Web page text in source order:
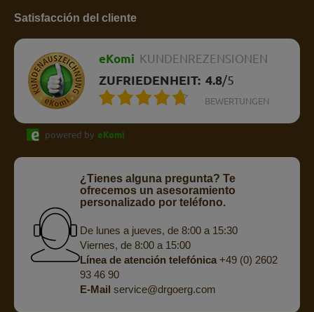
Satisfacción del cliente
eKomi KUNDENREZENSIONEN
ZUFRIEDENHEIT: 4.8/5
BEWERTUNGEN
powered by eKomi
¿Tienes alguna pregunta? Te
ofrecemos un asesoramiento
personalizado por teléfono.
De lunes a jueves, de 8:00 a 15:30
Viernes, de 8:00 a 15:00
Línea de atención telefónica+49 (0) 2602
93 46 90
E-Mail service@drgoerg.com